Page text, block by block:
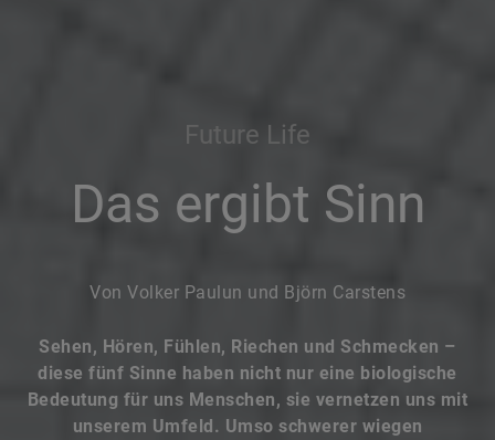
Future Life
Das ergibt Sinn
Von Volker Paulun und Björn Carstens
Sehen, Hören, Fühlen, Riechen und Schmecken –
diese fünf Sinne haben nicht nur eine biologische
Bedeutung für uns Menschen, sie vernetzen uns mit
unserem Umfeld. Umso schwerer wiegen